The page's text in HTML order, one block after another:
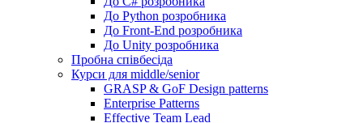
До Python розробника
До Front-End розробника
До Unity розробника
Пробна співбесіда
Курси для middle/senior
GRASP & GoF Design patterns
Enterprise Patterns
Effective Team Lead